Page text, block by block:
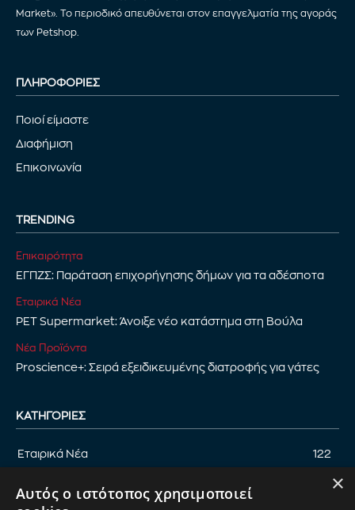
Market». Το περιοδικό απευθύνεται στον επαγγελματία της αγοράς
των Petshop.
ΠΛΗΡΟΦΟΡΙΕΣ
Ποιοί είμαστε
Διαφήμιση
Επικοινωνία
TRENDING
Επικαιρότητα
ΕΓΠΖΣ: Παράταση επιχορήγησης δήμων για τα αδέσποτα
Εταιρικά Νέα
PET Supermarket: Άνοιξε νέο κατάστημα στη Βούλα
Νέα Προϊόντα
Proscience+: Σειρά εξειδικευμένης διατροφής για γάτες
ΚΑΤΗΓΟΡΊΕΣ
Εταιρικά Νέα 122
Αφιέρωμα
×
Αυτός ο ιστότοπος χρησιμοποιεί